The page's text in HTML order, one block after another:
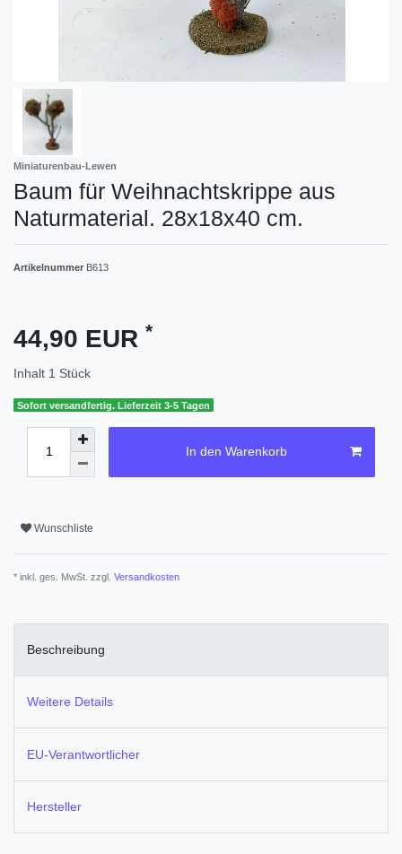
Miniaturenbau-Lewen
Baum für Weihnachtskrippe aus
Naturmaterial. 28x18x40 cm.
Artikelnummer B613
44,90 EUR *
Inhalt 1 Stück
Sofort versandfertig. Lieferzeit 3-5 Tagen
In den Warenkorb
Wunschliste
* inkl. ges. MwSt. zzgl. Versandkosten
Beschreibung
Weitere Details
EU-Verantwortlicher
Hersteller